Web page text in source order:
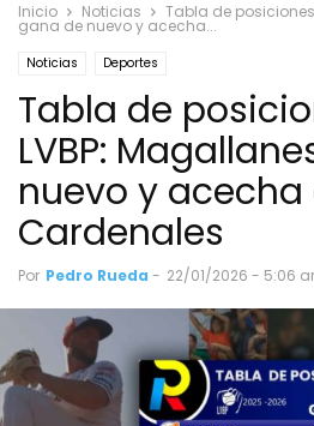
Inicio Noticias Tabla de
gana de nuevo y acecha...
Noticias Deportes
Tabla de
LVBP:
nuevo y acecha
Cardenales
Por Pedro Rueda - 22/01/2026 - 5:06